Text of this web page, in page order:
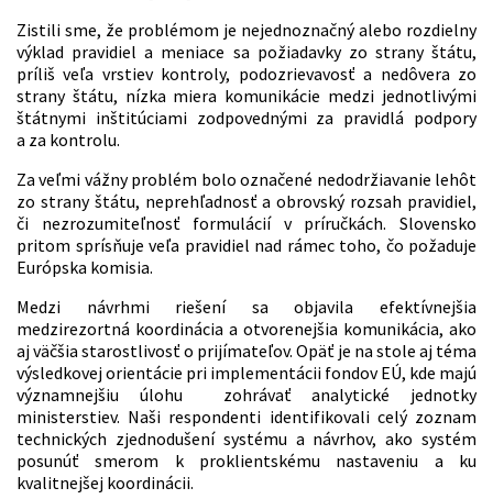
Zistili sme, že problémom je nejednoznačný alebo rozdielny
výklad pravidiel a meniace sa požiadavky zo strany štátu,
príliš veľa vrstiev kontroly, podozrievavosť a nedôvera zo
strany štátu, nízka miera komunikácie medzi jednotlivými
štátnymi inštitúciami zodpovednými za pravidlá podpory
a za kontrolu.
Za veľmi vážny problém bolo označené nedodržiavanie lehôt
zo strany štátu, neprehľadnosť a obrovský rozsah pravidiel,
či nezrozumiteľnosť formulácií v príručkách. Slovensko
pritom sprísňuje veľa pravidiel nad rámec toho, čo požaduje
Európska komisia.
Medzi návrhmi riešení sa objavila efektívnejšia
medzirezortná koordinácia a otvorenejšia komunikácia, ako
aj väčšia starostlivosť o prijímateľov. Opäť je na stole aj téma
výsledkovej orientácie pri implementácii fondov EÚ, kde majú
významnejšiu úlohu zohrávať analytické jednotky
ministerstiev. Naši respondenti identifikovali celý zoznam
technických zjednodušení systému a návrhov, ako systém
posunúť smerom k proklientskému nastaveniu a ku
kvalitnejšej koordinácii.